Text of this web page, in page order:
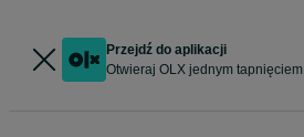
Przejdź do aplikacji
Otwieraj OLX jednym tapnięciem